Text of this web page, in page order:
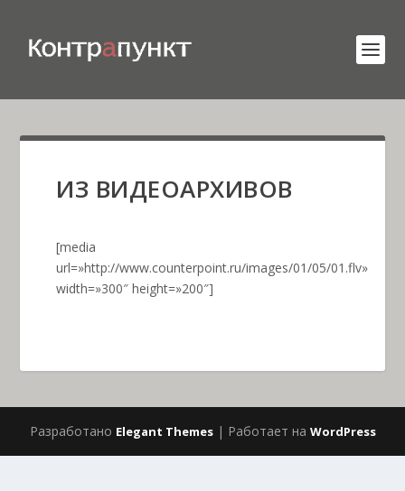
ИЗ ВИДЕОАРХИВОВ
[media
url=»http://www.counterpoint.ru/images/01/05/01.flv»
width=»300″ height=»200″]
Разработано Elegant Themes| Работает на WordPress